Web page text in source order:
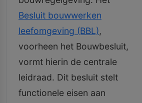
Besluit bouwwerken
leefomgeving (BBL),
voorheen het Bouwbesluit,
vormt hierin de centrale
leidraad. Dit besluit stelt
functionele eisen aan